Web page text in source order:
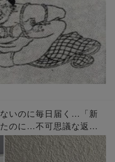
ないのに毎日届く…「新
のに…不可思議な返事